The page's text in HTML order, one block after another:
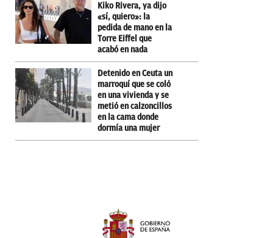
Kiko Rivera, ya dijo
«sí, quiero»: la
pedida de mano en la
Torre Eiffel que
acabó en nada
Detenido en Ceuta un
marroquí que se coló
en una vivienda y se
metió en calzoncillos
en la cama donde
dormía una mujer